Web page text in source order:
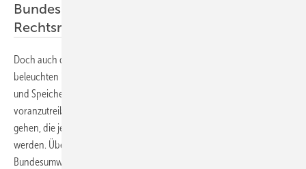
Bundesumweltministerin informiert über
Rechtsrahmen
Doch auch das Gebäude kommt nicht zu kurz. Denn die Referenten
beleuchten im dritten Teil auch die Möglichkeiten des Photovoltaik-
und Speichereinsatzes, um die Energiewende in den Städten
voranzutreiben. Natürlich wird es auch um die Rahmenbedingungen
gehen, die jetzt mit dem Erneuerbaren-Ausbau-Gesetz neu geregelt
werden. Über den Stand der Gesetzgebung wird
Bundesumweltministerin Leonore Gewessler informieren.Zudem wird